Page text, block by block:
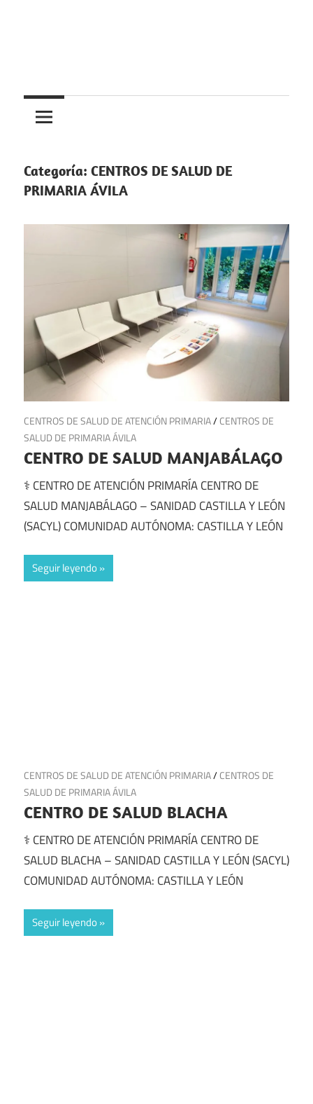
Centros
medicos
médicos,
centros
y
de
urgencias
Categoría: CENTROS DE SALUD DE
PRIMARIA ÁVILA
24 de julio de 2025
CENTROS DE SALUD DE ATENCIÓN PRIMARIA/CENTROS DE
SALUD DE PRIMARIA ÁVILA
CENTRO DE SALUD MANJABÁLAGO
⚕️ CENTRO DE ATENCIÓN PRIMARÍA CENTRO DE
SALUD MANJABÁLAGO – SANIDAD CASTILLA Y LEÓN
(SACYL) COMUNIDAD AUTÓNOMA: CASTILLA Y LEÓN
Seguir leyendo
23 de julio de 2025
CENTROS DE SALUD DE ATENCIÓN PRIMARIA/CENTROS DE
SALUD DE PRIMARIA ÁVILA
CENTRO DE SALUD BLACHA
⚕️ CENTRO DE ATENCIÓN PRIMARÍA CENTRO DE
SALUD BLACHA – SANIDAD CASTILLA Y LEÓN (SACYL)
COMUNIDAD AUTÓNOMA: CASTILLA Y LEÓN
Seguir leyendo